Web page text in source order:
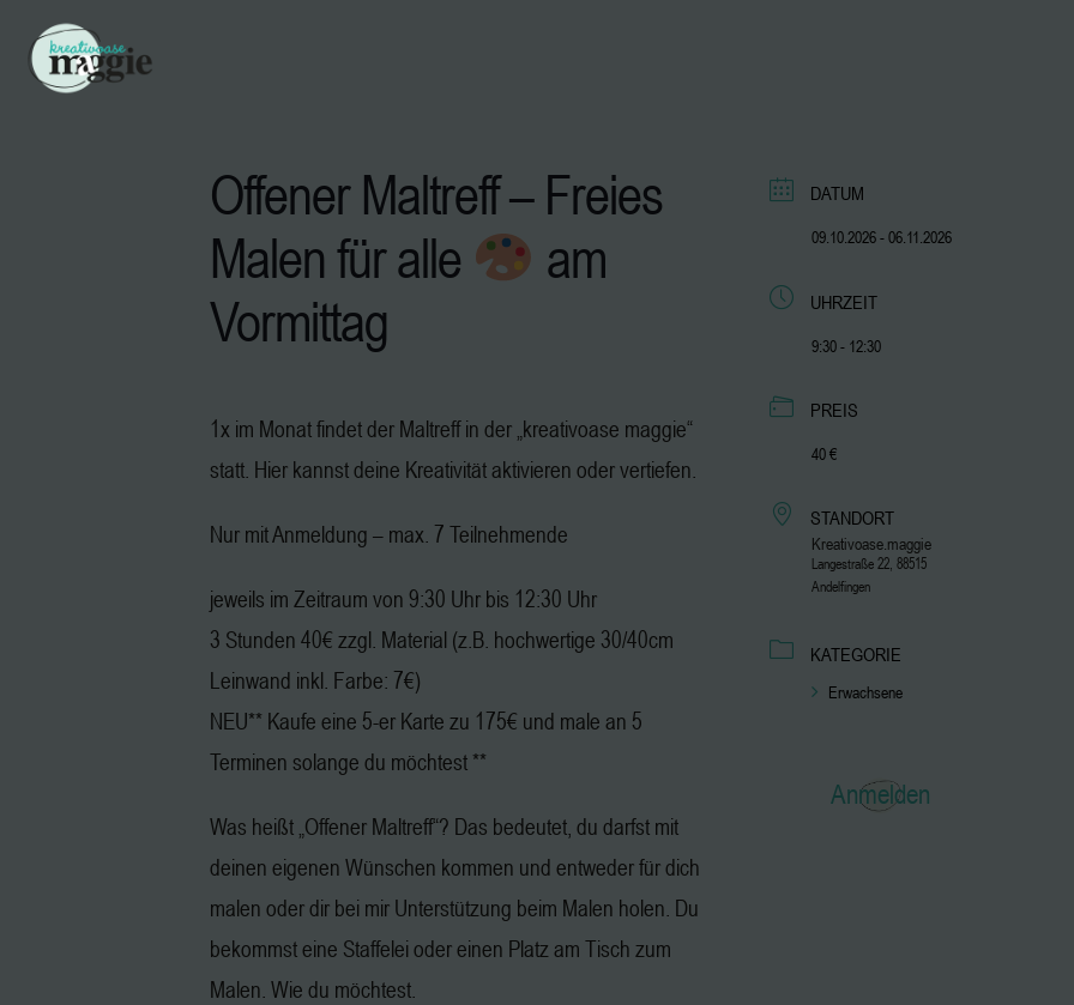
Offener Maltreff – Freies
Malen für alle
am
Vormittag
1x im Monat findet der Maltreff in der „kreativoase maggie“
statt. Hier kannst deine Kreativität aktivieren oder vertiefen.
Nur mit Anmeldung – max. 7 Teilnehmende
jeweils im Zeitraum von 9:30 Uhr bis 12:30 Uhr
3 Stunden 40€ zzgl. Material (z.B. hochwertige 30/40cm
Leinwand inkl. Farbe: 7€)
NEU** Kaufe eine 5-er Karte zu 175€ und male an 5
Terminen solange du möchtest **
Was heißt „Offener Maltreff“? Das bedeutet, du darfst mit
deinen eigenen Wünschen kommen und entweder für dich
malen oder dir bei mir Unterstützung beim Malen holen. Du
bekommst eine Staffelei oder einen Platz am Tisch zum
Malen. Wie du möchtest.
DATUM
09.10.2026- 06.11.2026
UHRZEIT
9:30 - 12:30
PREIS
40 €
STANDORT
Kreativoase.maggie
Langestraße 22, 88515
Andelfingen
KATEGORIE
Erwachsene
Anmelden